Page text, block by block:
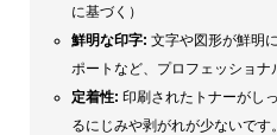
に基づく）
鮮明な印字: 文字や図形が鮮明
ポートなど、プロフェッショナ
定着性: 印刷されたトナーがし
るにじみや剥がれが少ないです。